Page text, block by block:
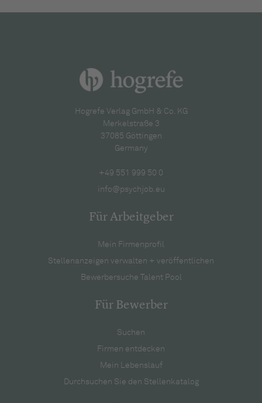
Hogrefe Verlag GmbH & Co. KG
Merkelstraße 3
37085 Göttingen
Germany
+49 551 999 50 0
info@psychjob.eu
Für Arbeitgeber
Mein Firmenprofil
Stellenanzeigen verwalten + veröffentlichen
Bewerbersuche Talent Pool
Für Bewerber
Suchen
Firmen entdecken
Mein Lebenslauf
Durchsuchen Sie den Stellenkatalog